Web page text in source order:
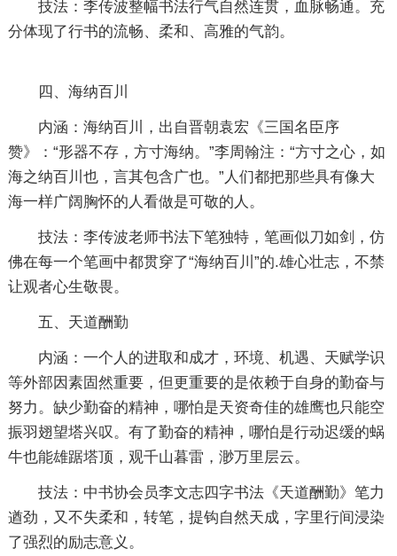
技法：李传波整幅书法行气自然连贯，血脉畅通。充
分体现了行书的流畅、柔和、高雅的气韵。
四、海纳百川
内涵：海纳百川，出自晋朝袁宏《三国名臣序
赞》：“形器不存，方寸海纳。”李周翰注：“方寸之心，如
海之纳百川也，言其包含广也。”人们都把那些具有像大
海一样广阔胸怀的人看做是可敬的人。
技法：李传波老师书法下笔独特，笔画似刀如剑，仿
佛在每一个笔画中都贯穿了“海纳百川”的.雄心壮志，不禁
让观者心生敬畏。
五、天道酬勤
内涵：一个人的进取和成才，环境、机遇、天赋学识
等外部因素固然重要，但更重要的是依赖于自身的勤奋与
努力。缺少勤奋的精神，哪怕是天资奇佳的雄鹰也只能空
振羽翅望塔兴叹。有了勤奋的精神，哪怕是行动迟缓的蜗
牛也能雄踞塔顶，观千山暮雷，渺万里层云。
技法：中书协会员李文志四字书法《天道酬勤》笔力
遒劲，又不失柔和，转笔，提钩自然天成，字里行间浸染
了强烈的励志意义。